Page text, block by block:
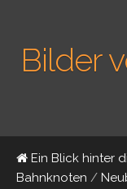
Bilder
Ein Blick hinter
Bahnknoten /